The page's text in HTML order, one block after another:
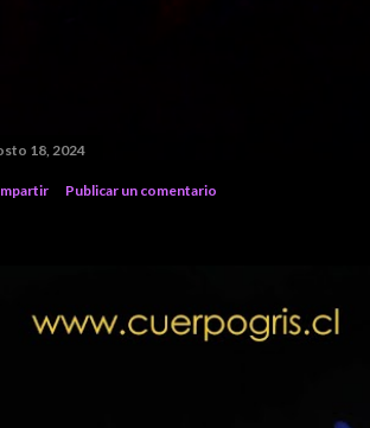
18, 2024
Publicar un comentario